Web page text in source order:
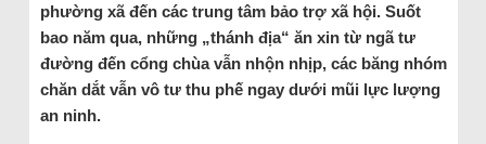
phường xã đến các trung tâm bảo trợ xã hội. Suốt
bao năm qua, những „thánh địa“ ăn xin từ ngã tư
đường đến cổng chùa vẫn nhộn nhịp, các băng nhóm
chăn dắt vẫn vô tư thu phế ngay dưới mũi lực lượng
an ninh.